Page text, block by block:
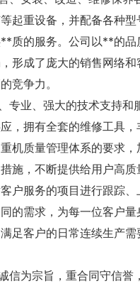
起重设备，并配备各种型
质的服务。公司以**的品
形成了庞大的销售网络和
竞争力。
专业、强大的技术支持和
，拥有全套的维修工具
机质量管理体系的要求
施，不断提供给用户高
户服务的项目进行跟踪、
的需求，为每一位客户
足客户的日常连续生产需
信为宗旨，重合同守信誉